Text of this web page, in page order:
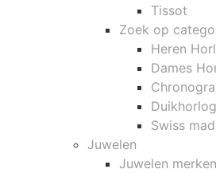
Tissot
Zoek op
Heren
Dames
Swiss
Juwelen
Juwelen merken